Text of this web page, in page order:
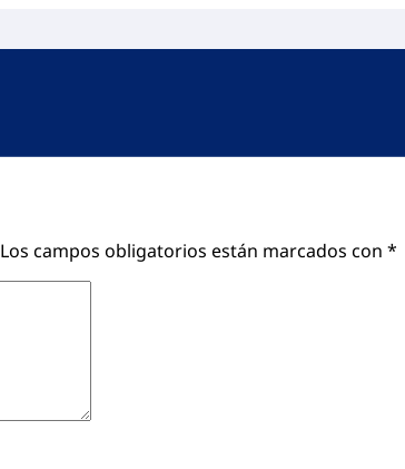
Los campos obligatorios están marcados con *